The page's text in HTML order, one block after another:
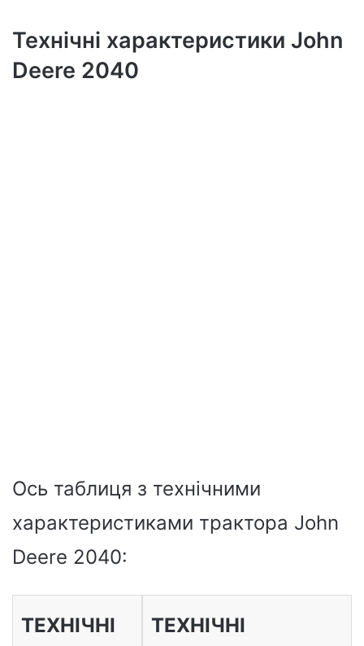
Технічні характеристики John
Deere 2040
Ось таблиця з технічними
характеристиками трактора John
Deere 2040:
ТЕХНІЧНІ
ТЕХНІЧНІ